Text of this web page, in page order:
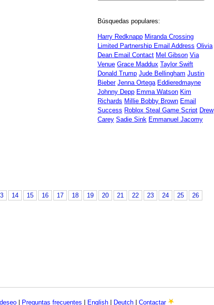
Búsquedas populares:
Harry Redknapp Miranda Crossing
Limited Partnership Email Address Olivia
Dean Email Contact Mel Gibson Via
Venue Grace Maddux Taylor Swift
Donald Trump Jude Bellingham Justin
Bieber Jenna Ortega Eddieredmayne
Johnny Depp Emma Watson Kim
Richards Millie Bobby Brown Email
Success Roblox Steal Game Script Drew
Carey Sadie Sink Emmanuel Jacomy
14 15 16 17 18 19 20 21 22 23 24 25 26
| Preguntas frecuentes | English| Deutch| Contactar